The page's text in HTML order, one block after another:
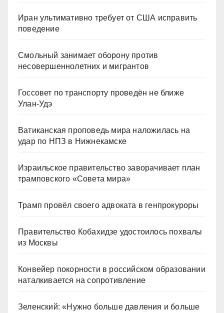
Иран ультимативно требует от США исправить
поведение
Смольный занимает оборону против
несовершеннолетних и мигрантов
Госсовет по транспорту проведён не ближе
Улан-Удэ
Ватиканская проповедь мира наложилась на
удар по НПЗ в Нижнекамске
Израильское правительство заворачивает план
трамповского «Совета мира»
Трамп провёл своего адвоката в генпрокуроры
Правительство Кобахидзе удостоилось похвалы
из Москвы
Конвейер покорности в российском образовании
наталкивается на сопротивление
Зеленский: «Нужно больше давления и больше